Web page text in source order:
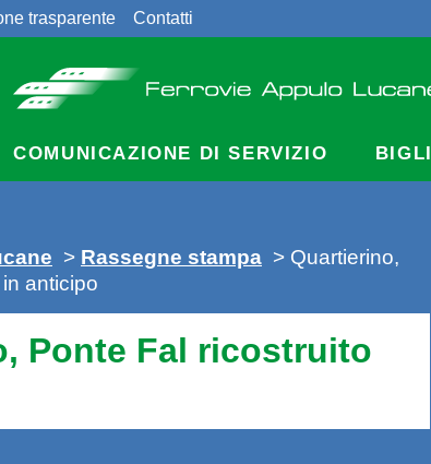
trasparente Contatti
COMUNICAZIONE DI SERVIZIO
> Rassegne stampa > Quartierino,
anticipo
Ponte Fal ricostruito